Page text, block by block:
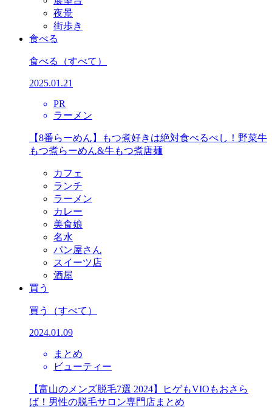
夜景
街歩き
食べる
食べる （すべて）
2025.01.21
PR
ラーメン
【8番らーめん】もつ煮好きは絶対食べるべし！野菜牛
もつ煮らーめん&牛もつ煮唐麺
カフェ
ランチ
ラーメン
カレー
美食娘
名水
パン屋さん
スイーツ店
酒屋
買う
買う （すべて）
2024.01.09
まとめ
ビューティー
【富山のメンズ脱毛7選 2024】ヒゲもVIOもおさら
ば！男性の脱毛サロン専門店まとめ